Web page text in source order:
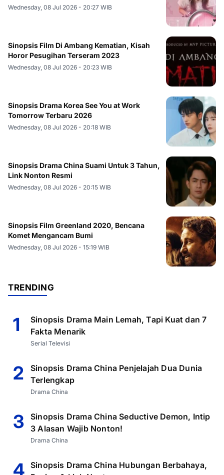
Wednesday, 08 Jul 2026 - 20:27 WIB
Sinopsis Film Di Ambang Kematian, Kisah
Horor Pesugihan Terseram 2023
Wednesday, 08 Jul 2026 - 20:23 WIB
Sinopsis Drama Korea See You at Work
Tomorrow Terbaru 2026
Wednesday, 08 Jul 2026 - 20:18 WIB
Sinopsis Drama China Suami Untuk 3 Tahun,
Link Nonton Resmi
Wednesday, 08 Jul 2026 - 20:15 WIB
Sinopsis Film Greenland 2020, Bencana
Komet Mengancam Bumi
Wednesday, 08 Jul 2026 - 15:19 WIB
TRENDING
1
Sinopsis Drama Main Lemah, Tapi Kuat dan 7
Fakta Menarik
Serial Televisi
2
Sinopsis Drama China Penjelajah Dua Dunia
Terlengkap
Drama China
3
Sinopsis Drama China Seductive Demon, Intip
3 Alasan Wajib Nonton!
Drama China
4 Sinopsis Drama China Hubungan Berbahaya,